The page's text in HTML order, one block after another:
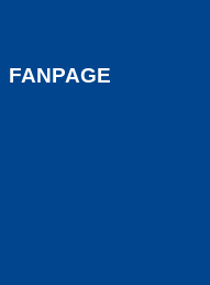
FANPAGE